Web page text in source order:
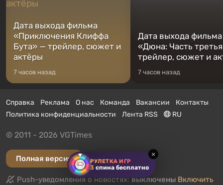
РУЛЕТКА ИГР
3 спина бесплатно
×
Дата выхода фильма
«Приключения Клиффа
Бута» — трейлер, сюжет и
актёры
7 часов назад
Дата выхода фильма
«Дюна: Часть
трейлер, сюжет и
7 часов назад
Справка Реклама О нас Команда Вакансии
Контакты
Политика конфиденциальности
Лента RSS RU
© 2011 - 2026 VGTimes
Полная версия
Push-уведомления о новостях:выключены Включить